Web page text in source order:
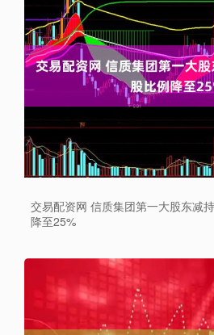
交易配资网 信质集团第一大股东减
降至25%